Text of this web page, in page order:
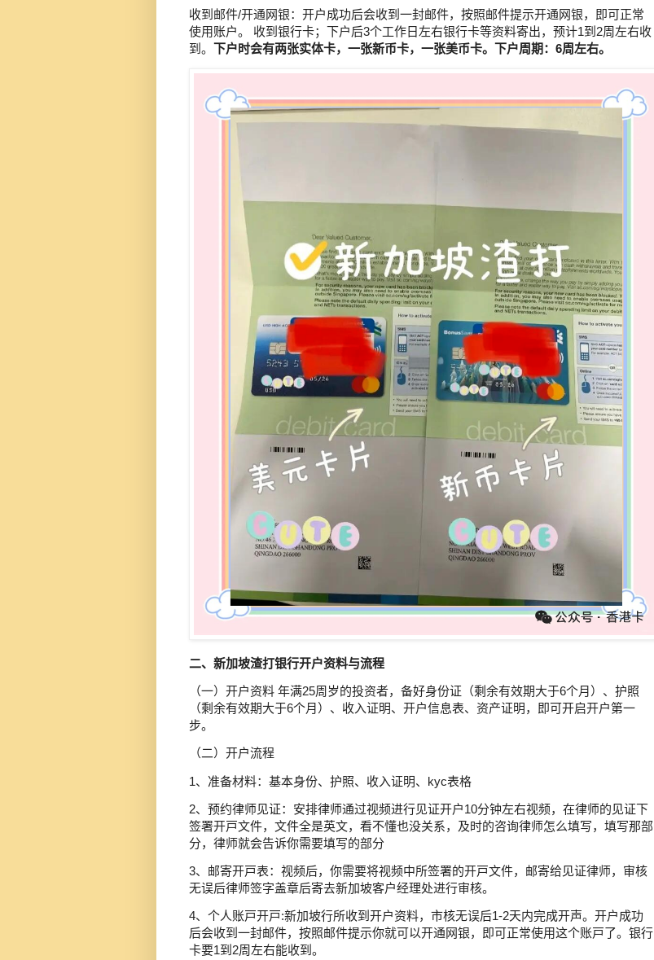
收到邮件/开通网银：开户成功后会收到一封邮件，按照邮件提示开通网银，即可正常
使用账户。 收到银行卡；下户后3个工作日左右银行卡等资料寄出，预计1到2周左右收
到。 下户时会有两张实体卡，一张新币卡，一张美币卡。下户周期：6周左右。
二、新加坡渣打银行开户资料与流程
（一）开户资料 年满25周岁的投资者，备好身份证（剩余有效期大于6个月）、护照
（剩余有效期大于6个月）、收入证明、开户信息表、资产证明，即可开启开户第一
步。
（二）开户流程
1、准备材料：基本身份、护照、收入证明、kyc表格
2、预约律师见证：安排律师通过视频进行见证开户10分钟左右视频，在律师的见证下
签署开戸文件，文件全是英文，看不懂也没关系，及时的咨询律师怎么填写，填写那部
分，律师就会告诉你需要填写的部分
3、邮寄开戸表：视频后，你需要将视频中所签署的开戸文件，邮寄给见证律师，审核
无误后律师签字盖章后寄去新加坡客户经理处进行审核。
4、个人账戸开戸:新加坡行所收到开户资料，市核无误后1-2天内完成开声。开户成功
后会收到一封邮件，按照邮件提示你就可以开通网银，即可正常使用这个账戸了。银行
卡要1到2周左右能收到。